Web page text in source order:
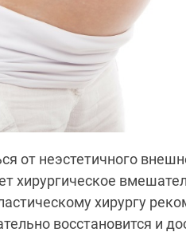
от неэстетичного
хирургическое
хирургу
восстановится и